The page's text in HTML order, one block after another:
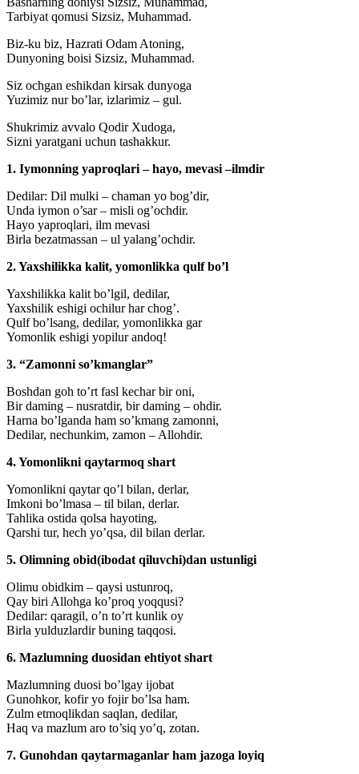
Tarbiyat qomusi Sizsiz, Muhammad.
Biz-ku biz, Hazrati Odam Atoning,
Dunyoning boisi Sizsiz, Muhammad.
Siz ochgan eshikdan kirsak dunyoga
Yuzimiz nur bo’lar, izlarimiz – gul.
Shukrimiz avvalo Qodir Xudoga,
Sizni yaratgani uchun tashakkur.
1. Iymonning yaproqlari – hayo, mevasi –ilmdir
Dedilar: Dil mulki – chaman yo bog’dir,
Unda iymon o’sar – misli og’ochdir.
Hayo yaproqlari, ilm mevasi
Birla bezatmassan – ul yalang’ochdir.
2. Yaxshilikka kalit, yomonlikka qulf bo’l
Yaxshilikka kalit bo’lgil, dedilar,
Yaxshilik eshigi ochilur har chog’.
Qulf bo’lsang, dedilar, yomonlikka gar
Yomonlik eshigi yopilur andoq!
3. “Zamonni so’kmanglar”
Boshdan goh to’rt fasl kechar bir oni,
Bir daming – nusratdir, bir daming – ohdir.
Harna bo’lganda ham so’kmang zamonni,
Dedilar, nechunkim, zamon – Allohdir.
4. Yomonlikni qaytarmoq shart
Yomonlikni qaytar qo’l bilan, derlar,
Imkoni bo’lmasa – til bilan, derlar.
Tahlika ostida qolsa hayoting,
Qarshi tur, hech yo’qsa, dil bilan derlar.
5. Olimning obid(ibodat qiluvchi)dan ustunligi
Olimu obidkim – qaysi ustunroq,
Qay biri Allohga ko’proq yoqqusi?
Dedilar: qaragil, o’n to’rt kunlik oy
Birla yulduzlardir buning taqqosi.
6. Mazlumning duosidan ehtiyot shart
Mazlumning duosi bo’lgay ijobat
Gunohkor, kofir yo fojir bo’lsa ham.
Zulm etmoqlikdan saqlan, dedilar,
Haq va mazlum aro to’siq yo’q, zotan.
7. Gunohdan qaytarmaganlar ham jazoga loyiq